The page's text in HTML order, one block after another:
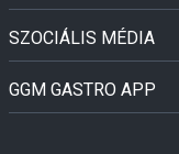
SZOCIÁLIS MÉDIA
GGM GASTRO APP